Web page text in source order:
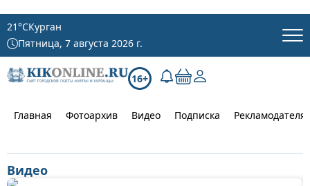
21°CКурган
Пятница, 7 августа 2026 г.
16+
Главная Фотоархив Видео Подписка
Видео